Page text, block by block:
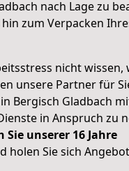
nach Lage zu
zum Verpacken
nicht wissen,
unsere Partner für
in Bergisch Gladbach
in Anspruch zu
Sie unserer 16 Jahre
holen Sie sich